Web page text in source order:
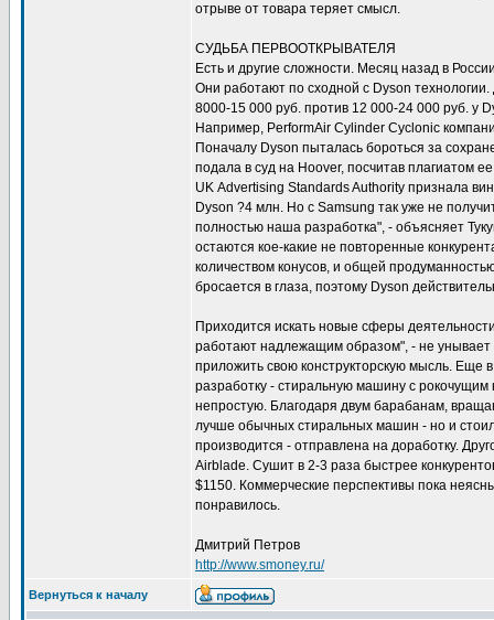
отрыве от товара теряет смысл.
СУДЬБА ПЕРВООТКРЫВАТЕЛЯ
Есть и другие сложности. Месяц назад в
Они работают по сходной с Dyson
8000-15 000 руб. против 12 000-24 000 руб. у
Например, PerformAir Cylinder Cyclonic
Поначалу Dyson пыталась бороться за
подала в суд на Hoover, посчитав плагиатом
UK Advertising Standards Authority признала
Dyson ?4 млн. Но с Samsung так уже не
полностью наша разработка", - объясняет
остаются кое-какие не повторенные
количеством конусов, и общей
бросается в глаза, поэтому Dyson
Приходится искать новые сферы
работают надлежащим образом", - не
приложить свою конструкторскую мысль. Еще
разработку - стиральную машину с
непростую. Благодаря двум барабанам,
лучше обычных стиральных машин - но и
производится - отправлена на доработку.
Airblade. Сушит в 2-3 раза быстрее
$1150. Коммерческие перспективы пока
понравилось.
Дмитрий Петров
http://www.smoney.ru/
Вернуться к началу